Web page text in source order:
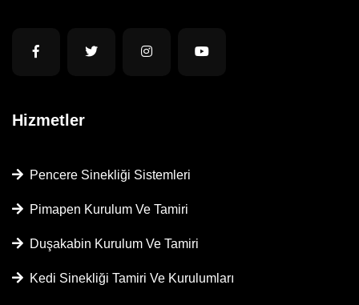
Hizmetler
Pencere Sinekliği Sistemleri
Pimapen Kurulum Ve Tamiri
Duşakabin Kurulum Ve Tamiri
Kedi Sinekliği Tamiri Ve Kurulumları